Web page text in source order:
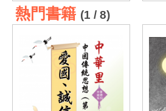
熱門書籍 (1 / 8)